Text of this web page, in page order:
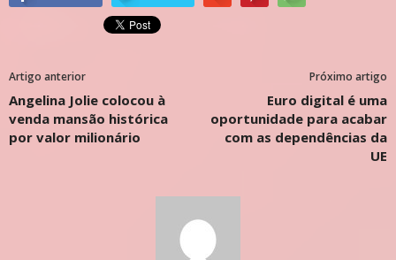
Artigo anterior
Angelina Jolie colocou à
venda mansão histórica
por valor milionário
Próximo artigo
Euro digital é uma
oportunidade para acabar
com as dependências da
UE